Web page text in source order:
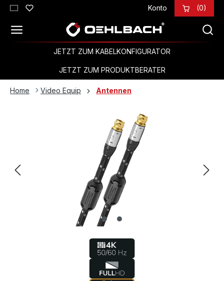
Zum Hauptinhalt springen Konto (0)
JETZT ZUM KABELKONFIGURATOR
JETZT ZUM PRODUKTBERATER
Home Video Equip Antennen